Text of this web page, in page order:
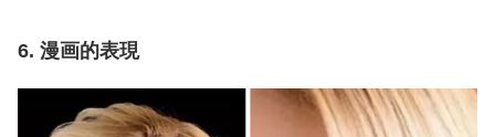
6. 漫画的表現